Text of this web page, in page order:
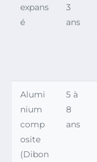
expans
é
3
ans
Alumi
nium
comp
osite
(Dibon
5 à
8
ans